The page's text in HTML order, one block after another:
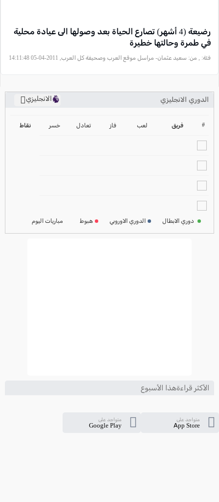
الأكثر قراءةهذا الأسبوع
متواجد على
App Store
متواجد على
Google Play
رضيعة (4 أشهر) تصارع الحياة بعد وصولها الى عيادة محلية
في طمرة وحالتها خطيرة
فئة: , من: سعيد عثمان- مراسل موقع العرب وصحيفة كل العرب, 2011-04-05 14:11:48
الدوري الانجليزي
الانجليزي
2024-2025
ترتيب الدوري الايطالي
# فريق لعب فاز تعادل خسر نقاط
دوري الابطال الدوري الاوروبي هبوط مباريات اليوم